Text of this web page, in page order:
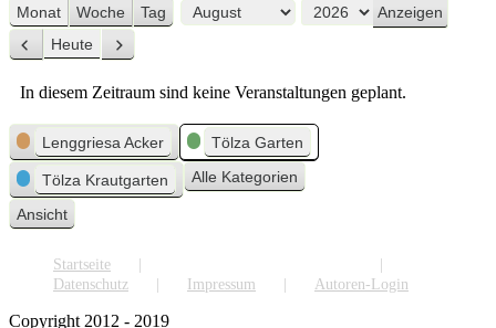
Monat Woche Tag
Monat
Jahr
Zurück
Heute Weiter
In diesem Zeitraum sind keine Veranstaltungen geplant.
Kategorien
Lenggriesa Acker Tölza Garten
Tölza Krautgarten Alle Kategorien
Ansicht
Startseite
Datenschutz
Impressum Autoren-Login
Copyright 2012 - 2019